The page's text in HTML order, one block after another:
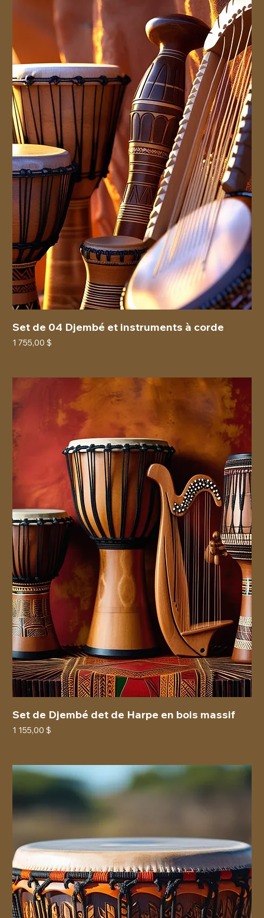
Set de 04 Djembé et instruments à corde
Prix
1 755,00 $
Set de Djembé det de Harpe en bois massif
Prix
1 155,00 $